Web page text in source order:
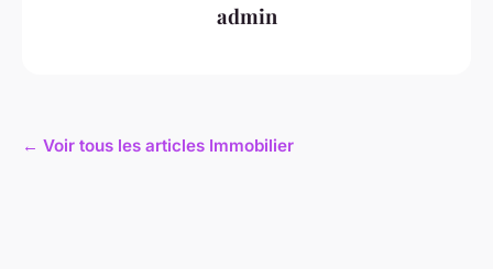
admin
← Voir tous les articles Immobilier